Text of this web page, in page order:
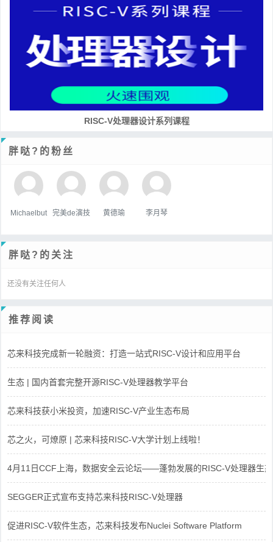
RISC-V处理器设计系列课程
胖哒?的粉丝
Michaelbut 完美de演技 黄德瑜 李月琴
胖哒?的关注
还没有关注任何人
推荐阅读
芯来科技完成新一轮融资：打造一站式RISC-V设计和应用平台
生态 | 国内首套完整开源RISC-V处理器教学平台
芯来科技获小米投资，加速RISC-V产业生态布局
芯之火，可燎原 | 芯来科技RISC-V大学计划上线啦！
4月11日CCF上海，数据安全云论坛——蓬勃发展的RISC-V处理器生态
SEGGER正式宣布支持芯来科技RISC-V处理器
促进RISC-V软件生态，芯来科技发布Nuclei Software Platform